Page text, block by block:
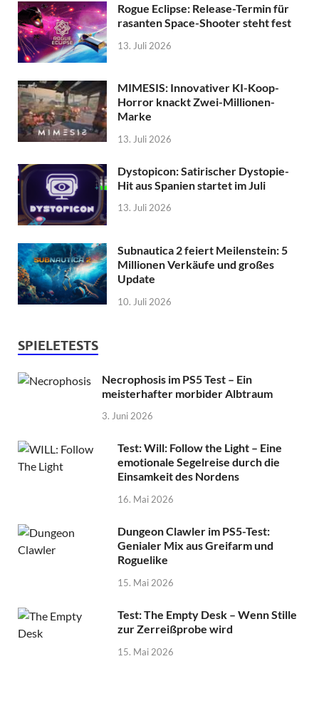
Rogue Eclipse: Release-Termin für
rasanten Space-Shooter steht fest
13. Juli 2026
MIMESIS: Innovativer KI-Koop-
Horror knackt Zwei-Millionen-
Marke
13. Juli 2026
Dystopicon: Satirischer Dystopie-
Hit aus Spanien startet im Juli
13. Juli 2026
Subnautica 2 feiert Meilenstein: 5
Millionen Verkäufe und großes
Update
10. Juli 2026
SPIELETESTS
Necrophosis im PS5 Test – Ein
meisterhafter morbider Albtraum
3. Juni 2026
Test: Will: Follow the Light – Eine
emotionale Segelreise durch die
Einsamkeit des Nordens
16. Mai 2026
Dungeon Clawler im PS5-Test:
Genialer Mix aus Greifarm und
Roguelike
15. Mai 2026
Test: The Empty Desk – Wenn Stille
zur Zerreißprobe wird
15. Mai 2026